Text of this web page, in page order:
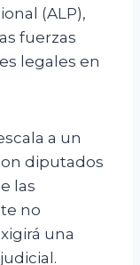
(ALP),
fuerzas
legales en
a un
diputados
las
no
una